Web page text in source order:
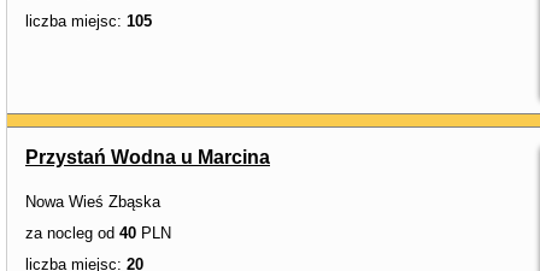
liczba miejsc: 105
Przystań Wodna u Marcina
Nowa Wieś Zbąska
za nocleg od 40 PLN
liczba miejsc: 20